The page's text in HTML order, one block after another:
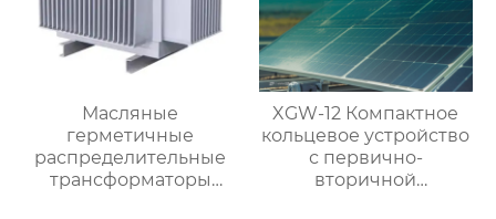
Масляные
герметичные
распределительные
трансформаторы
XGW-12 Компактное
кольцевое устройство
с первично-
вторичной